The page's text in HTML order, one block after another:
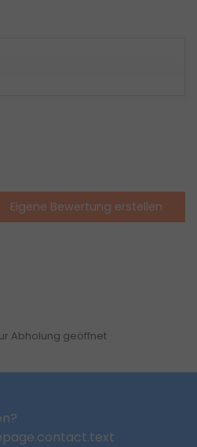
Eigene Bewertung erstellen
Abholung geöffnet